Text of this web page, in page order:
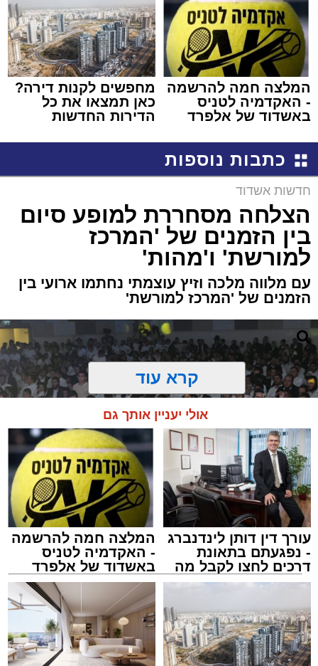
המלצה חמה להרשמה
- האקדמיה לטניס
באשדוד של אלפרד
מחפשים לקנות דירה?
כאן תמצאו את כל
הדירות החדשות
כתבות נוספות
חדשות אשדוד
הצלחה מסחררת למופע סיום
בין הזמנים של 'המרכז
למורשת' ו'מהות'
עם מלווה מלכה וזיץ עוצמתי נחתמו ארועי בין
הזמנים של 'המרכז למורשת'
זיץ המרכז למורשת
קרא עוד
אולי יעניין אותך גם
עורך דין דותן לינדנברג
- נפגעתם בתאונת
דרכים לחצו לקבל מה
שמגיע לכם
המלצה חמה להרשמה
- האקדמיה לטניס
באשדוד של אלפרד
קריאולנסקי - לילדים